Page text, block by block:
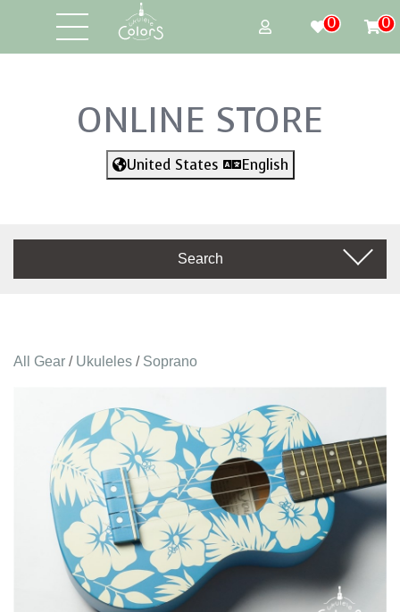
0 0
ONLINE STORE
United States English
Search
All Gear / Ukuleles / Soprano